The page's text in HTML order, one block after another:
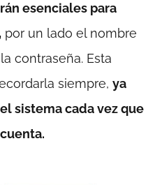
esenciales para
por un lado el nombre
contraseña. Esta
siempre, ya
sistema cada vez que